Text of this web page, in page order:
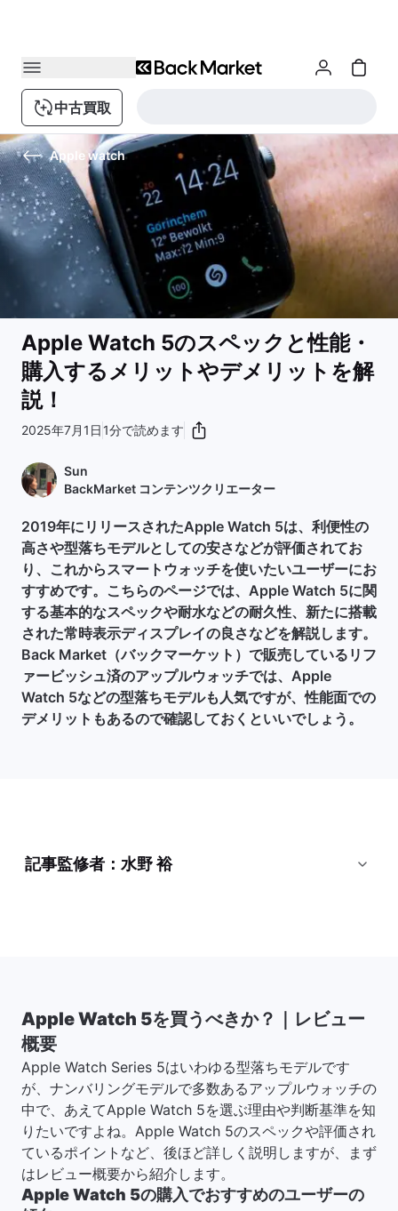
中古買取
Apple watch
Apple Watch 5のスペックと性能・
購入するメリットやデメリットを解
説！
2025年7月1日 1分で読めます
Sun
BackMarket コンテンツクリエーター
2019年にリリースされたApple Watch 5は、利便性の
高さや型落ちモデルとしての安さなどが評価されてお
り、これからスマートウォッチを使いたいユーザーにお
すすめです。こちらのページでは、Apple Watch 5に関
する基本的なスペックや耐水などの耐久性、新たに搭載
された常時表示ディスプレイの良さなどを解説します。
Back Market（バックマーケット）で販売しているリフ
ァービッシュ済のアップルウォッチでは、Apple
Watch 5などの型落ちモデルも人気ですが、性能面での
デメリットもあるので確認しておくといいでしょう。
記事監修者：水野 裕
Apple Watch 5を買うべきか？｜レビュー
概要
Apple Watch Series 5はいわゆる型落ちモデルです
が、ナンバリングモデルで多数あるアップルウォッチの
中で、あえてApple Watch 5を選ぶ理由や判断基準を知
りたいですよね。Apple Watch 5のスペックや評価され
ているポイントなど、後ほど詳しく説明しますが、まず
はレビュー概要から紹介します。
Apple Watch 5の購入でおすすめのユーザーの